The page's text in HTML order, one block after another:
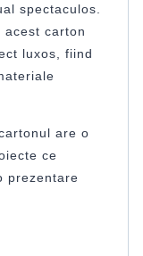
spectaculos.
carton
luxos, fiind
are o
ce
prezentare